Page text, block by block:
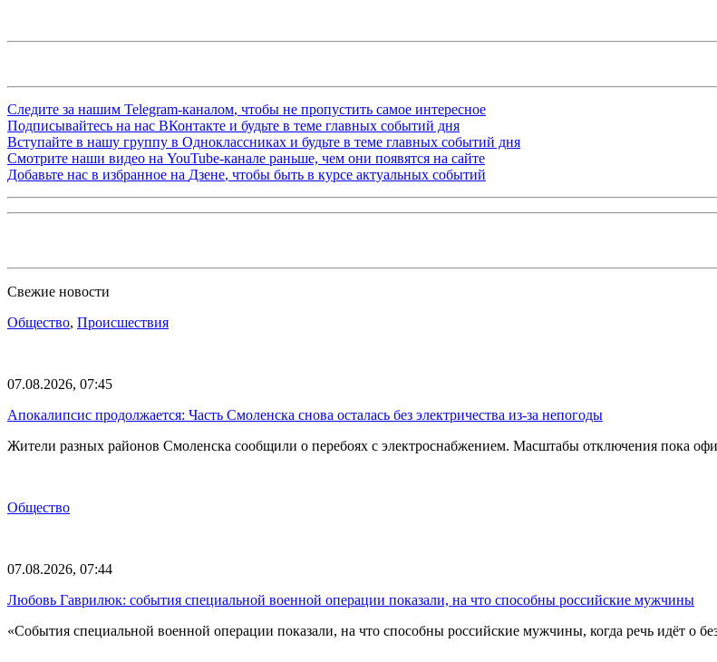
Следите за нашим Telegram-каналом, чтобы не пропустить самое интересное
Подписывайтесь на нас ВКонтакте и будьте в теме главных событий дня
Вступайте в нашу группу в Одноклассниках и будьте в теме главных событий дня
Смотрите наши видео на YouTube-канале раньше, чем они появятся на сайте
Добавьте нас в избранное на Дзене, чтобы быть в курсе актуальных событий
Свежие новости
Общество, Происшествия
07.08.2026, 07:45
Апокалипсис продолжается: Часть Смоленска снова осталась без электричества из-за непогоды
Жители разных районов Смоленска сообщили о перебоях с электроснабжением. Масштабы отключения пока
Общество
07.08.2026, 07:44
Любовь Гаврилюк: события специальной военной операции показали, на что способны российские мужчины
«События специальной военной операции показали, на что способны российские мужчины, когда речь идёт о